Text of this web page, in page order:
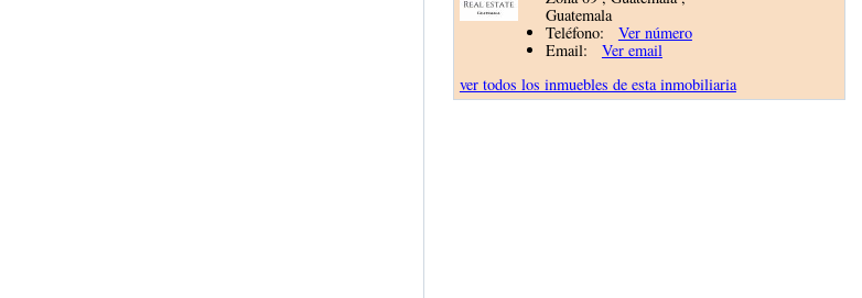
Guatemala
Teléfono:
Ver número
Email:
Ver email
ver todos los inmuebles de esta inmobiliaria